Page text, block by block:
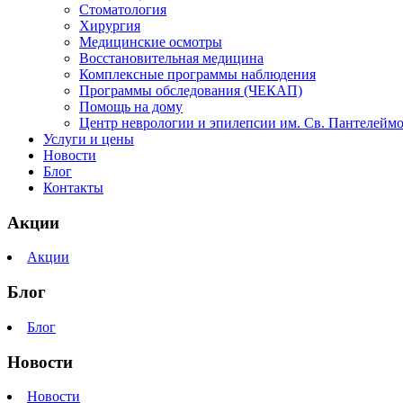
Стоматология
Хирургия
Медицинские осмотры
Восстановительная медицина
Комплексные программы наблюдения
Программы обследования (ЧЕКАП)
Помощь на дому
Центр неврологии и эпилепсии им. Св.
Услуги и цены
Новости
Блог
Контакты
Акции
Акции
Блог
Блог
Новости
Новости